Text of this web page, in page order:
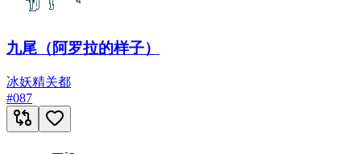
九尾（阿罗拉的样子）
冰妖精关都
#087